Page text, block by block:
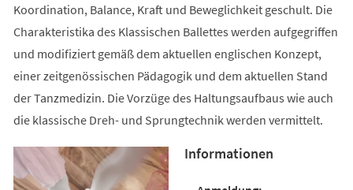
Koordination, Balance, Kraft und Beweglichkeit geschult. Die
Charakteristika des Klassischen Ballettes werden aufgegriffen
und modifiziert gemäß dem aktuellen englischen Konzept,
einer zeitgenössischen Pädagogik und dem aktuellen Stand
der Tanzmedizin. Die Vorzüge des Haltungsaufbaus wie auch
die klassische Dreh- und Sprungtechnik werden vermittelt.
Informationen